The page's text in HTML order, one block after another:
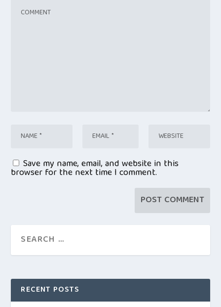
Save my name, email, and website in this
browser for the next time I comment.
RECENT POSTS